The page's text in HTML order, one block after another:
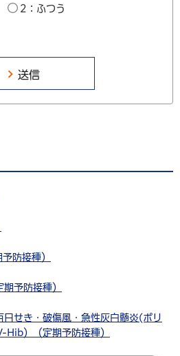
2：ふつう
防接種）
予防接種）
日せき・破傷風・急性灰白髄炎(ポリ
）（定期予防接種）